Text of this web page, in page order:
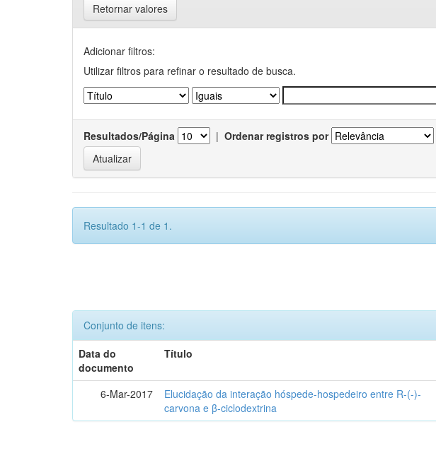
Retornar valores
Adicionar filtros:
Utilizar filtros para refinar o resultado de busca.
Resultados/Página | Ordenar registros por
Resultado 1-1 de 1.
Conjunto de itens:
Data do
documento
Título
6-Mar-2017
Elucidação da interação hóspede-hospedeiro entre R-(-)-
carvona e β-ciclodextrina